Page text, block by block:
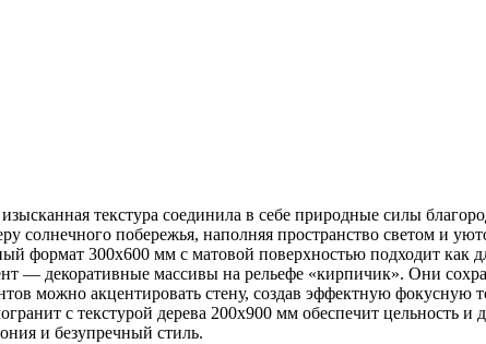
текстура соединила в себе природные силы
солнечного побережья, наполняя пространство светом и
формат 300x600 мм с матовой поверхностью подходит как
— декоративные массивы на рельефе «кирпичик». Они
можно акцентировать стену, создав эффектную фокусную
с текстурой дерева 200x900 мм обеспечит цельность
и безупречный стиль.